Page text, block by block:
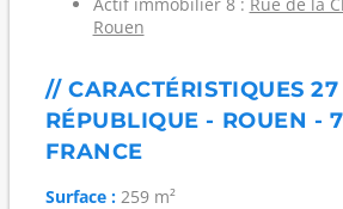
Rouen
// CARACTÉRISTIQUES
RÉPUBLIQUE - ROUEN -
FRANCE
Surface :259 m²